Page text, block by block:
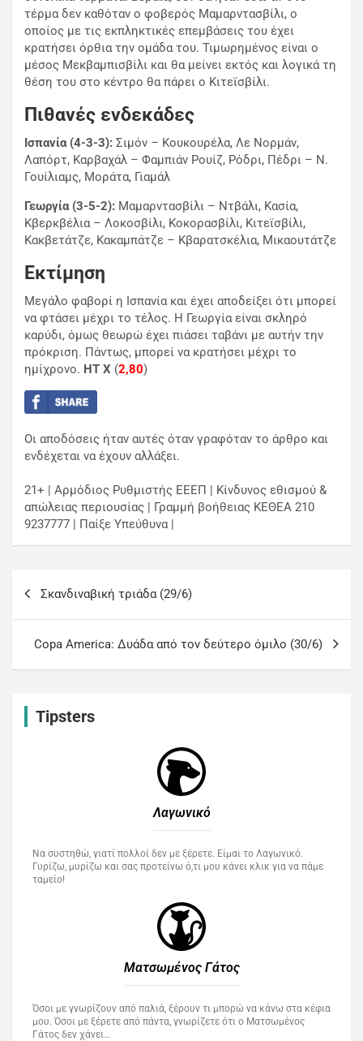
τέρμα δεν καθόταν ο φοβερός Μαμαρντασβίλι, ο
οποίος με τις εκπληκτικές επεμβάσεις του έχει
κρατήσει όρθια την ομάδα του. Τιμωρημένος είναι ο
μέσος Μεκβαμπισβίλι και θα μείνει εκτός και λογικά τη
θέση του στο κέντρο θα πάρει ο Κιτεϊσβίλι.
Πιθανές ενδεκάδες
Ισπανία (4-3-3): Σιμόν – Κουκουρέλα, Λε Νορμάν,
Λαπόρτ, Καρβαχάλ – Φαμπιάν Ρουίζ, Ρόδρι, Πέδρι – Ν.
Γουίλιαμς, Μοράτα, Γιαμάλ
Γεωργία (3-5-2): Μαμαρντασβίλι – Ντβάλι, Κασία,
Κβερκβέλια – Λοκοσβίλι, Κοκορασβίλι, Κιτεϊσβίλι,
Κακβετάτζε, Κακαμπάτζε – Κβαρατσκέλια, Μικαουτάτζε
Εκτίμηση
Μεγάλο φαβορί η Ισπανία και έχει αποδείξει ότι μπορεί
να φτάσει μέχρι το τέλος. Η Γεωργία είναι σκληρό
καρύδι, όμως θεωρώ έχει πιάσει ταβάνι με αυτήν την
πρόκριση. Πάντως, μπορεί να κρατήσει μέχρι το
ημίχρονο. HT X (2,80)
Οι αποδόσεις ήταν αυτές όταν γραφόταν το άρθρο και
ενδέχεται να έχουν αλλάξει.
21+ | Αρμόδιος Ρυθμιστής ΕΕΕΠ | Κίνδυνος εθισμού &
απώλειας περιουσίας | Γραμμή βοήθειας ΚΕΘΕΑ 210
9237777 | Παίξε Υπεύθυνα |
Σκανδιναβική τριάδα (29/6)
Copa America: Δυάδα από τον δεύτερο όμιλο (30/6)
Tipsters
Λαγωνικό
Να συστηθώ, γιατί πολλοί δεν με ξέρετε. Είμαι το Λαγωνικό.
Γυρίζω, μυρίζω και σας προτείνω ό,τι μου κάνει κλικ για να πάμε
ταμείο!
Ματσωμένος Γάτος​
Όσοι με γνωρίζουν από παλιά, ξέρουν τι μπορώ να κάνω στα κέφια
μου. Όσοι με ξέρετε από πάντα, γνωρίζετε ότι ο Ματσωμένος
Γάτος δεν χάνει…